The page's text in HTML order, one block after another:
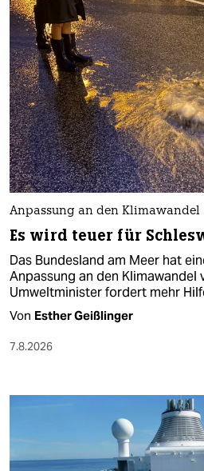
Anpassung an den Klimawandel
Es wird teuer für
Das Bundesland am Meer hat
Anpassung an den Klimawandel
Umweltminister fordert mehr
Von Esther Geißlinger
7.8.2026